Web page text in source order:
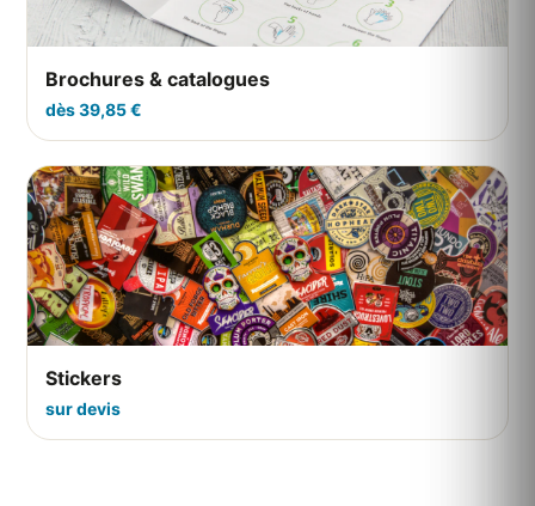
Brochures & catalogues
dès 39,85 €
Stickers
sur devis